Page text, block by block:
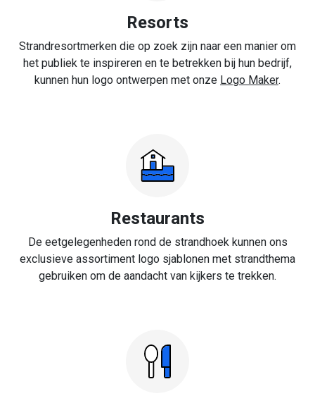
Resorts
Strandresortmerken die op zoek zijn naar een manier om
het publiek te inspireren en te betrekken bij hun bedrijf,
kunnen hun logo ontwerpen met onze Logo Maker.
Restaurants
De eetgelegenheden rond de strandhoek kunnen ons
exclusieve assortiment logo sjablonen met strandthema
gebruiken om de aandacht van kijkers te trekken.